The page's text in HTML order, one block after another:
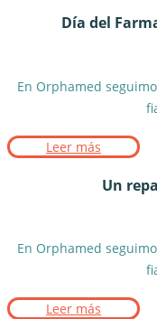
Día del
En Orphamed
Leer más
Un
En Orphamed
Leer más